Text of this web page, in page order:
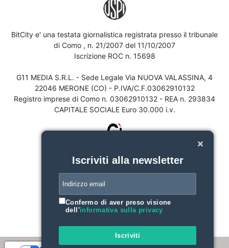
BitCity e' una testata giornalistica registrata presso il tribunale
di Como , n. 21/2007 del 11/10/2007
Iscrizione ROC n. 15698
G11 MEDIA S.R.L. - Sede Legale Via NUOVA VALASSINA, 4
22046 MERONE (CO) - P.IVA/C.F.03062910132
Registro imprese di Como n. 03062910132 - REA n. 293834
CAPITALE SOCIALE Euro 30.000 i.v.
Iscriviti alla newsletter
Confermo di aver preso visione
dell'informativa sulla privacy
Iscriviti